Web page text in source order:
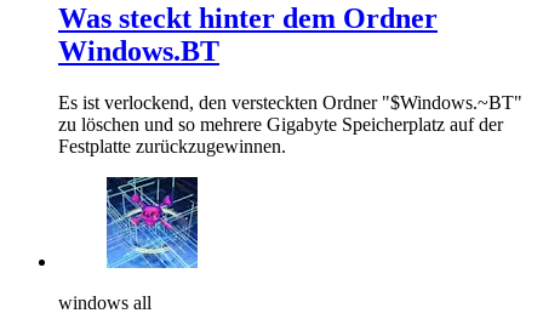
Was steckt hinter dem Ordner
Windows.BT
Es ist verlockend, den versteckten Ordner "$Windows.~BT"
zu löschen und so mehrere Gigabyte Speicherplatz auf der
Festplatte zurückzugewinnen.
windows all